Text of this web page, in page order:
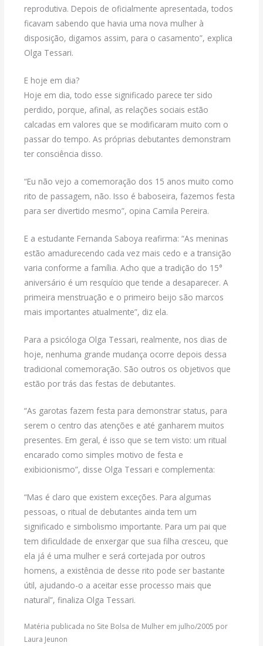
reprodutiva. Depois de oficialmente apresentada, todos
ficavam sabendo que havia uma nova mulher à
disposição, digamos assim, para o casamento”, explica
Olga Tessari.
E hoje em dia?
Hoje em dia, todo esse significado parece ter sido
perdido, porque, afinal, as relações sociais estão
calcadas em valores que se modificaram muito com o
passar do tempo. As próprias debutantes demonstram
ter consciência disso.
“Eu não vejo a comemoração dos 15 anos muito como
rito de passagem, não. Isso é baboseira, fazemos festa
para ser divertido mesmo”, opina Camila Pereira.
E a estudante Fernanda Saboya reafirma: “As meninas
estão amadurecendo cada vez mais cedo e a transição
varia conforme a família. Acho que a tradição do 15°
aniversário é um resquício que tende a desaparecer. A
primeira menstruação e o primeiro beijo são marcos
mais importantes atualmente”, diz ela.
Para a psicóloga Olga Tessari, realmente, nos dias de
hoje, nenhuma grande mudança ocorre depois dessa
tradicional comemoração. São outros os objetivos que
estão por trás das festas de debutantes.
“As garotas fazem festa para demonstrar status, para
serem o centro das atenções e até ganharem muitos
presentes. Em geral, é isso que se tem visto: um ritual
encarado como simples motivo de festa e
exibicionismo”, disse Olga Tessari e complementa:
“Mas é claro que existem exceções. Para algumas
pessoas, o ritual de debutantes ainda tem um
significado e simbolismo importante. Para um pai que
tem dificuldade de enxergar que sua filha cresceu, que
ela já é uma mulher e será cortejada por outros
homens, a existência de desse rito pode ser bastante
útil, ajudando-o a aceitar esse processo mais que
natural”, finaliza Olga Tessari.
Matéria publicada no Site Bolsa de Mulher em julho/2005 por
Laura Jeunon